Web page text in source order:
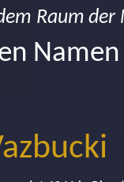
Raum der